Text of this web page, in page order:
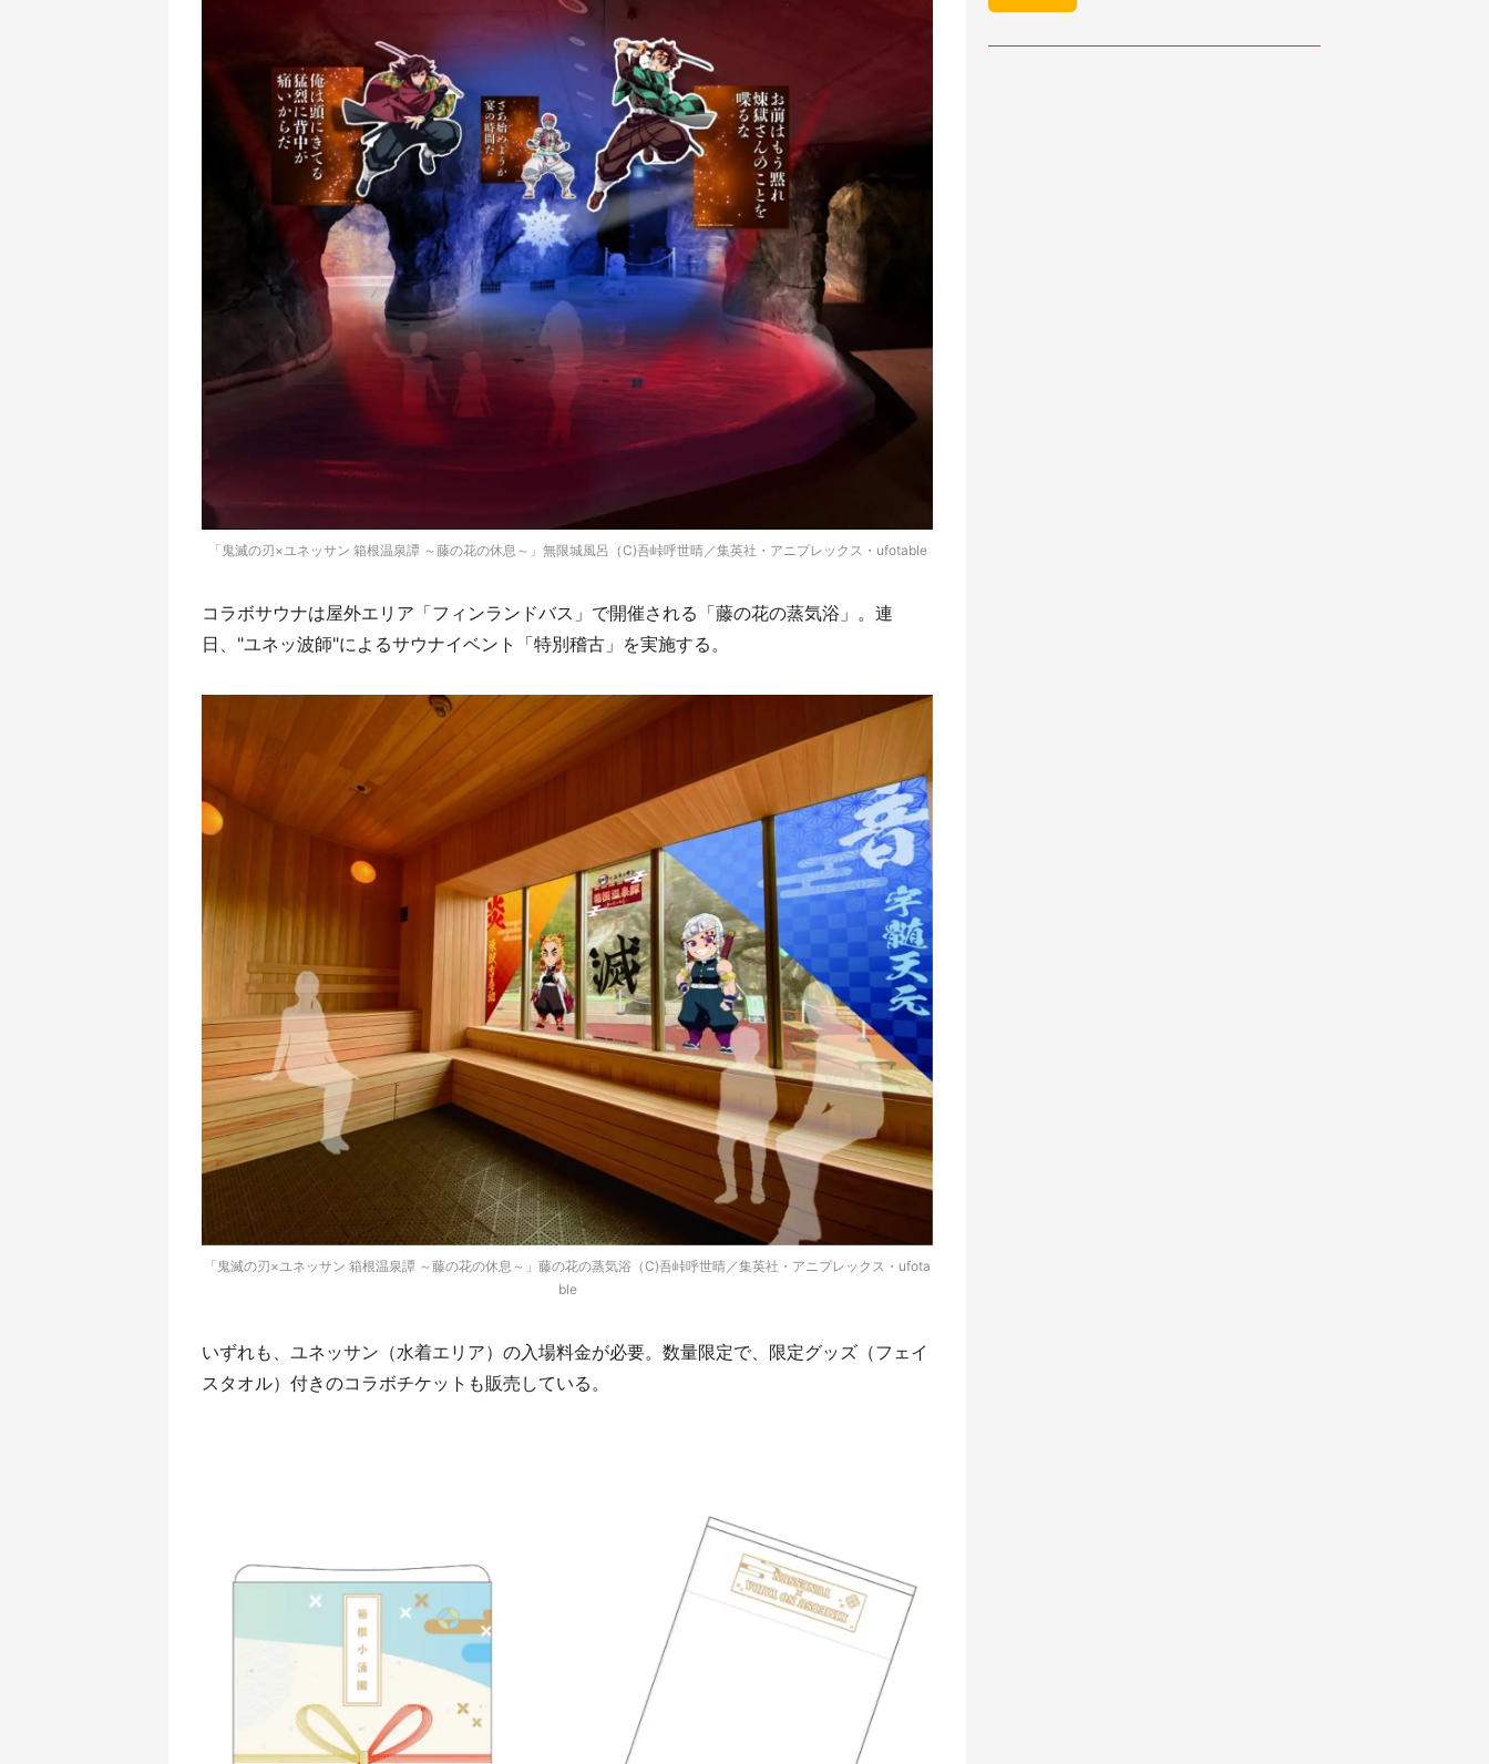
「鬼滅の刃×ユネッサン 箱根温泉譚 ～藤の花の休息～」無限城風呂（C)吾峠呼世晴／集英社・アニプレックス・ufotable
コラボサウナは屋外エリア「フィンランドバス」で開催される「藤の花の蒸気浴」。連
日、"ユネッ波師"によるサウナイベント「特別稽古」を実施する。
「鬼滅の刃×ユネッサン 箱根温泉譚 ～藤の花の休息～」藤の花の蒸気浴（C)吾峠呼世晴／集英社・アニプレックス・ufota
ble
いずれも、ユネッサン（水着エリア）の入場料金が必要。数量限定で、限定グッズ（フェイ
スタオル）付きのコラボチケットも販売している。